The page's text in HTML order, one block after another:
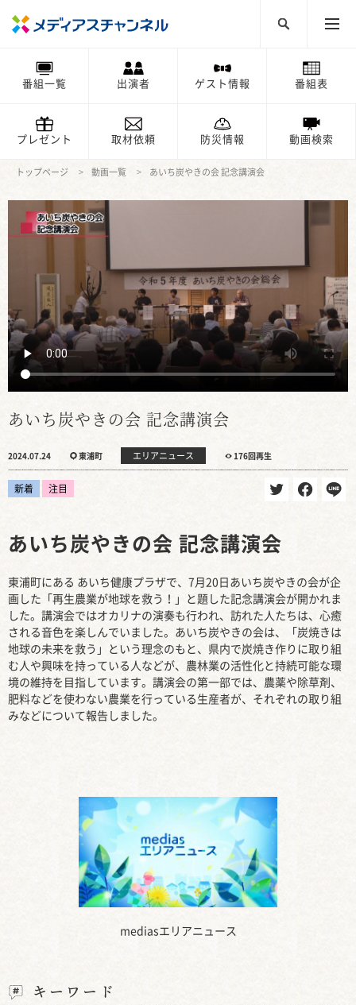
番組一覧 出演者 ゲスト情報 番組表
プレゼント 取材依頼 防災情報 動画検索
トップページ 動画一覧 あいち炭やきの会 記念講演会
あいち炭やきの会 記念講演会
2024.07.24 東浦町 エリアニュース 176回再生
新着 注目
mediasエリアニュース
あいち炭やきの会 記念講演会
東浦町にある あいち健康プラザで、7月20日あいち炭やきの会が企
画した「再生農業が地球を救う！」と題した記念講演会が開かれま
した。講演会ではオカリナの演奏も行われ、訪れた人たちは、心癒
される音色を楽しんでいました。あいち炭やきの会は、「炭焼きは
地球の未来を救う」という理念のもと、県内で炭焼き作りに取り組
む人や興味を持っている人などが、農林業の活性化と持続可能な環
境の維持を目指しています。講演会の第一部では、農薬や除草剤、
肥料などを使わない農業を行っている生産者が、それぞれの取り組
みなどについて報告しました。
キーワード